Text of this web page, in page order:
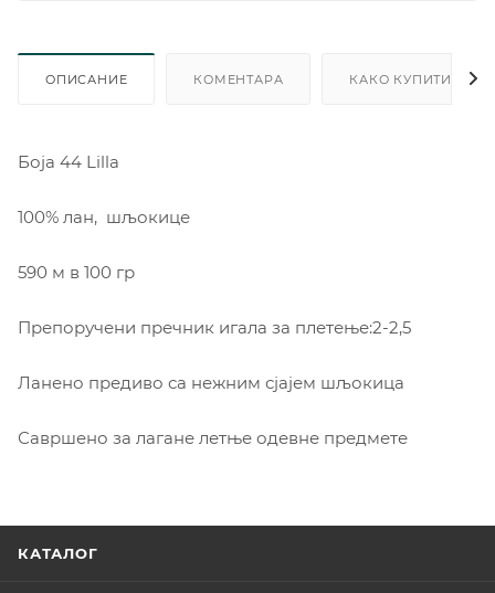
ОПИСАНИЕ КОМЕНТАРА КАКО КУПИТИ
Боја 44 Lilla
100% лан, шљокице
590 м в 100 гр
Препоручени пречник игала за плетење:2-2,5
Ланено предиво са нежним сјајем шљокица
Савршено за лагане летње одевне предмете
КАТАЛОГ